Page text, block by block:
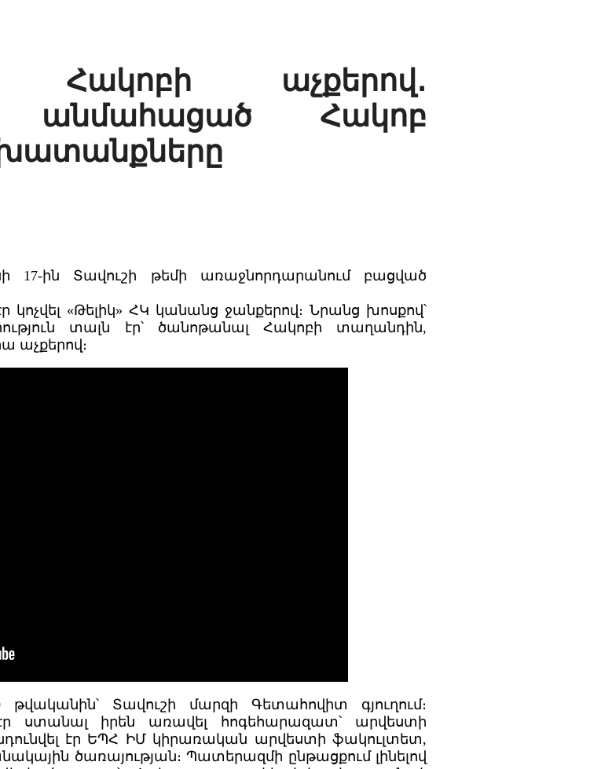
Հակոբի աչքերով․
անմահացած Հակոբ
17-ին Տավուշի թեմի առաջնորդարանում բացված
կոչվել «Թելիկ» ՀԿ կանանց ջանքերով։ Նրանց խոսքով՝
տալն էր՝ ծանոթանալ Հակոբի տաղանդին,
աչքերով։
թվականին՝ Տավուշի մարզի Գետահովիտ գյուղում։
էր ստանալ իրեն առավել հոգեհարազատ՝ արվեստի
էր ԵՊՀ ԻՄ կիրառական արվեստի ֆակուլտետ,
ծառայության։ Պատերազմի ընթացքում լինելով